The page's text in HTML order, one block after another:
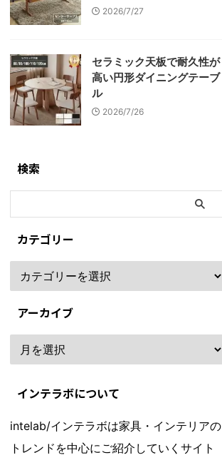
2026/7/27
セラミック天板で耐久性が
高い円形ダイニングテーブ
ル
2026/7/26
検索
カテゴリー
アーカイブ
インテラボについて
intelab/インテラボは家具・インテリアの
トレンドを中心にご紹介していくサイト